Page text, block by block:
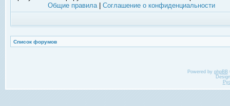
Общие правила| Соглашение о конфиденциальности
Список форумов
Powered by phpBB